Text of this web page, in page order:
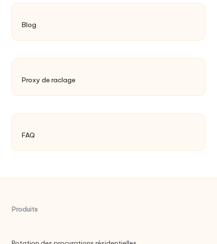
Blog
Proxy de raclage
FAQ
Produits